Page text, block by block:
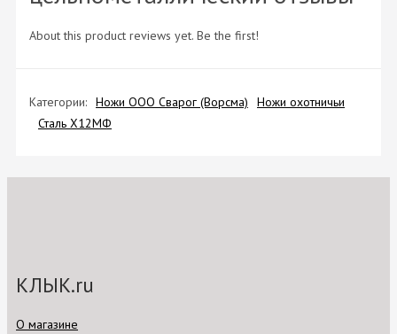
About this product reviews yet. Be the first!
Категории: Ножи ООО Сварог (Ворсма)
Ножи охотничьи
Сталь Х12МФ
КЛЫК.ru
О магазине